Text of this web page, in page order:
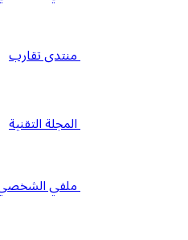
المجلة التقنية
منتدى تقارب
ملفي